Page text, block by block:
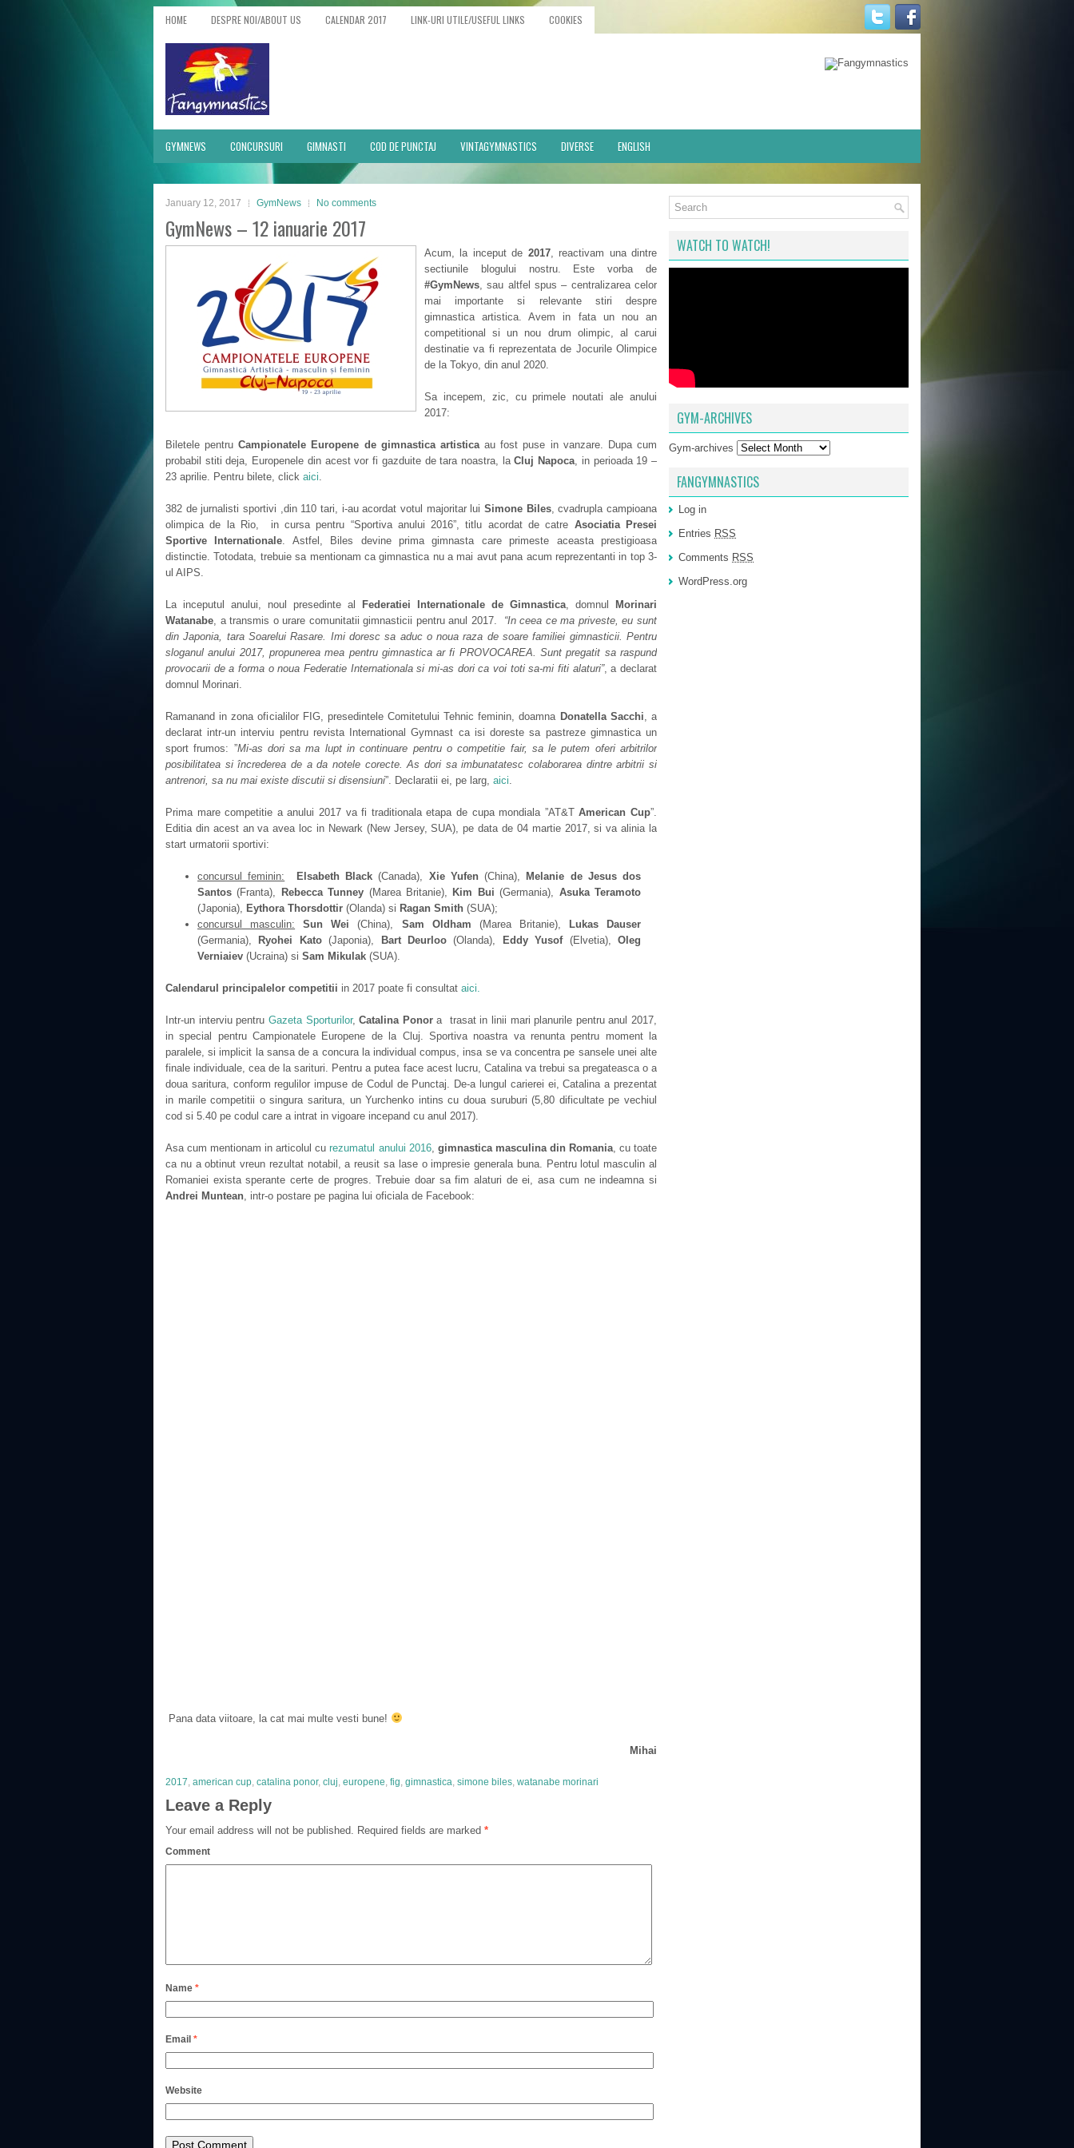
HOME DESPRE NOI/ABOUT US CALENDAR 2017 LINK-URI UTILE/USEFUL LINKS COOKIES
GYMNEWS CONCURSURI GIMNASTI COD DE PUNCTAJ VINTAGYMNASTICS DIVERSE ENGLISH
January 12, 2017 GymNews No comments
GymNews – 12 ianuarie 2017
Acum, la inceput de 2017, reactivam una dintre
sectiunile blogului nostru. Este vorba de
#GymNews, sau altfel spus – centralizarea celor
mai importante si relevante stiri despre
gimnastica artistica. Avem in fata un nou an
competitional si un nou drum olimpic, al carui
destinatie va fi reprezentata de Jocurile Olimpice
de la Tokyo, din anul 2020.
Sa incepem, zic, cu primele noutati ale anului
2017:
Biletele pentru Campionatele Europene de gimnastica artisticaau fost puse in vanzare. Dupa cum
probabil stiti deja, Europenele din acest vor fi gazduite de tara noastra, laCluj Napoca, in perioada 19 –
23 aprilie. Pentru bilete, click aici.
382 de jurnalisti sportivi ,din 110 tari, i-au acordat votul majoritar lui Simone Biles, cvadrupla campioana
olimpica de la Rio, in cursa pentru “Sportiva anului 2016”, titlu acordat de catre Asociatia Presei
Sportive Internationale. Astfel, Biles devine prima gimnasta care primeste aceasta prestigioasa
distinctie. Totodata, trebuie sa mentionam ca gimnastica nu a mai avut pana acum reprezentanti in top 3-
ul AIPS.
La inceputul anului, noul presedinte al Federatiei Internationale de Gimnastica, domnul
Morinari
Watanabe, a transmis o urare comunitatii gimnasticii pentru anul 2017. “In ceea ce ma priveste, eu sunt
din Japonia, tara Soarelui Rasare. Imi doresc sa aduc o noua raza de soare familiei gimnasticii. Pentru
sloganul anului 2017, propunerea mea pentru gimnastica ar fi PROVOCAREA. Sunt pregatit sa raspund
provocarii de a forma o noua Federatie Internationala si mi-as dori ca voi toti sa-mi fiti alaturi”, a declarat
domnul Morinari.
Ramanand in zona oficialilor FIG, presedintele Comitetului Tehnic feminin, doamna Donatella Sacchi, a
declarat intr-un interviu pentru revista International Gymnast ca isi doreste sa pastreze gimnastica un
sport frumos: ”Mi-as dori sa ma lupt in continuare pentru o competitie fair, sa le putem oferi arbitrilor
posibilitatea si încrederea de a da notele corecte. As dori sa imbunatatesc colaborarea dintre arbitrii si
antrenori, sa nu mai existe discutii si disensiuni”. Declaratii ei, pe larg, aici.
Prima mare competitie a anului 2017 va fi traditionala etapa de cupa mondiala ”AT&TAmerican Cup”.
Editia din acest an va avea loc in Newark (New Jersey, SUA), pe data de 04 martie 2017, si va alinia la
start urmatorii sportivi:
concursul feminin: Elsabeth Black (Canada), Xie Yufen(China),
Melanie de Jesus dos
Santos (Franta), Rebecca Tunney (Marea Britanie), Kim Bui (Germania), Asuka Teramoto
(Japonia), Eythora Thorsdottir (Olanda) si Ragan Smith (SUA);
concursul masculin:
Sun Wei (China), Sam Oldham (Marea Britanie),
Lukas Dauser
(Germania),
Ryohei Kato(Japonia), Bart Deurloo (Olanda), Eddy Yusof(Elvetia),Oleg
Verniaiev (Ucraina) si Sam Mikulak (SUA).
Calendarul principalelor competitii in 2017 poate fi consultat aici.
Intr-un interviu pentru Gazeta Sporturilor,Catalina Ponora trasat in linii mari planurile pentru anul 2017,
in special pentru Campionatele Europene de la Cluj. Sportiva noastra va renunta pentru moment la
paralele, si implicit la sansa de a concura la individual compus, insa se va concentra pe sansele unei alte
finale individuale, cea de la sarituri. Pentru a putea face acest lucru, Catalina va trebui sa pregateasca o a
doua saritura, conform regulilor impuse de Codul de Punctaj. De-a lungul carierei ei, Catalina a prezentat
in marile competitii o singura saritura, un Yurchenko intins cu doua suruburi (5,80 dificultate pe vechiul
cod si 5.40 pe codul care a intrat in vigoare incepand cu anul 2017).
Asa cum mentionam in articolul cu rezumatul anului 2016, gimnastica masculina din Romania, cu toate
ca nu a obtinut vreun rezultat notabil, a reusit sa lase o impresie generala buna. Pentru lotul masculin al
Romaniei exista sperante certe de progres. Trebuie doar sa fim alaturi de ei, asa cum ne indeamna si
Andrei Muntean, intr-o postare pe pagina lui oficiala de Facebook:
Pana data viitoare, la cat mai multe vesti bune!
Mihai
2017, american cup, catalina ponor, cluj, europene, fig, gimnastica, simone biles, watanabe morinari
Leave a Reply
Your email address will not be published. Required fields are marked *
Comment
Name *
Email *
Website
WATCH TO WATCH!
GYM-ARCHIVES
Gym-archives
FANGYMNASTICS
Log in
Entries RSS
Comments RSS
WordPress.org